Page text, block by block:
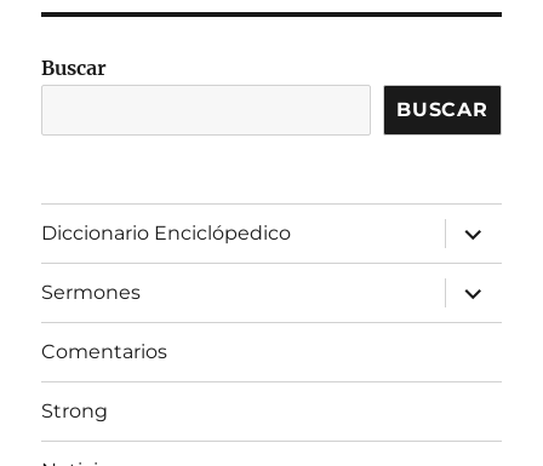
Buscar
BUSCAR
Diccionario Enciclópedico
expandir
el
menú
inferior
Sermones
expandir
el
menú
Comentarios
Strong